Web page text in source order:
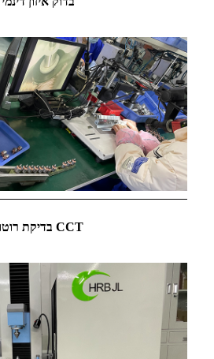
בדיקת רוטור CCT